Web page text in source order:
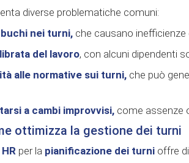
diverse problematiche comuni:
nei turni, che causano inefficienze
del lavoro, con alcuni dipendenti
alle normative sui turni, che può
a cambi improvvisi, come assenze
ottimizza la gestione dei turni
per la pianificazione dei turni offre